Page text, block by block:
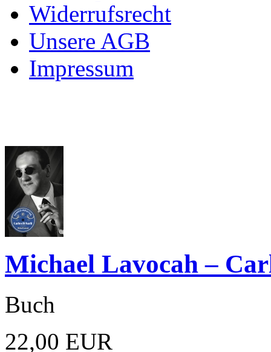
Widerrufsrecht
Unsere AGB
Impressum
Michael Lavocah –
Buch
22,00 EUR